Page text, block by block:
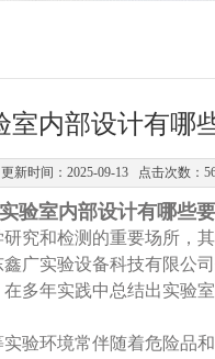
室内部设计有哪
更新时间：2025-09-13 点击次数：
实验室内部设计有哪些
究和检测的重要场所，
广实验设备科技有限公
多年实践中总结出实验
验环境常伴随着危险品